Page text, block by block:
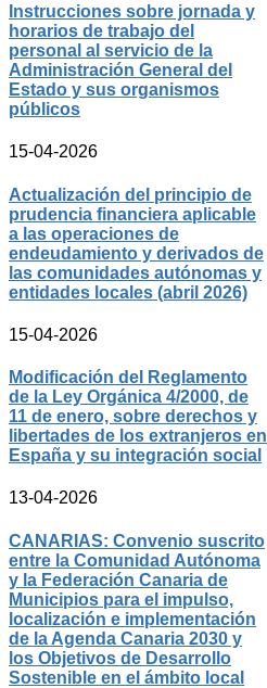
Instrucciones sobre jornada y
horarios de trabajo del
personal al servicio de la
Administración General del
Estado y sus organismos
públicos
15-04-2026
Actualización del principio de
prudencia financiera aplicable
a las operaciones de
endeudamiento y derivados de
las comunidades autónomas y
entidades locales (abril 2026)
15-04-2026
Modificación del Reglamento
de la Ley Orgánica 4/2000, de
11 de enero, sobre derechos y
libertades de los extranjeros en
España y su integración social
13-04-2026
CANARIAS: Convenio suscrito
entre la Comunidad Autónoma
y la Federación Canaria de
Municipios para el impulso,
localización e implementación
de la Agenda Canaria 2030 y
los Objetivos de Desarrollo
Sostenible en el ámbito local